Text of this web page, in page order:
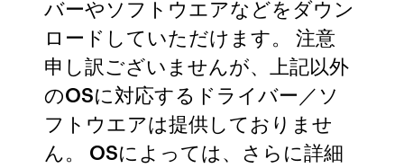
バーやソフトウエアなどをダウン
ロードしていただけます。 注意
申し訳ございませんが、上記以外
のOSに対応するドライバー／ソ
フトウエアは提供しておりませ
ん。 OSによっては、さらに詳細